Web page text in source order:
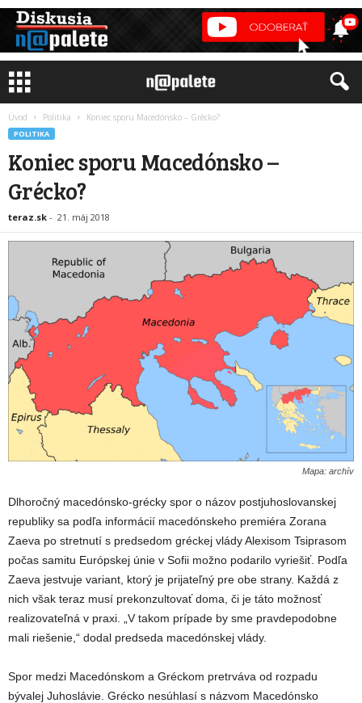
Úvod Politika Koniec sporu Macedónsko – Grécko?
POLITIKA
Koniec sporu Macedónsko –
Grécko?
teraz.sk - 21. máj 2018
Mapa: archív
Dlhoročný macedónsko-grécky spor o názov postjuhoslovanskej
republiky sa podľa informácií macedónskeho premiéra Zorana
Zaeva po stretnutí s predsedom gréckej vlády Alexisom Tsiprasom
počas samitu Európskej únie v Sofii možno podarilo vyriešiť. Podľa
Zaeva jestvuje variant, ktorý je prijateľný pre obe strany. Každá z
nich však teraz musí prekonzultovať doma, či je táto možnosť
realizovateľná v praxi. „V takom prípade by sme pravdepodobne
mali riešenie,“ dodal predseda macedónskej vlády.
Spor medzi Macedónskom a Gréckom pretrváva od rozpadu
bývalej Juhoslávie. Grécko nesúhlasí s názvom Macedónsko